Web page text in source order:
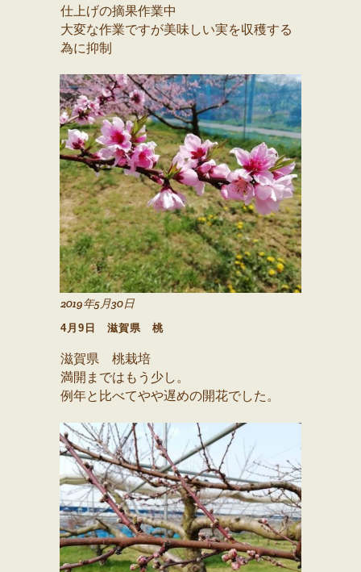
仕上げの摘果作業中
大変な作業ですが美味しい実を収穫する
為に抑制
2019年5月30日
4月9日 滋賀県 桃
滋賀県 桃栽培
満開まではもう少し。
例年と比べてやや遅めの開花でした。